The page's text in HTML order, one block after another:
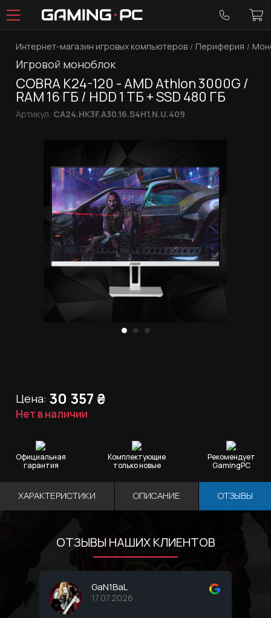
Интернет-магазин игровых компьютеров Периферия
Игровой моноблок
COBRA K24-120 - AMD Athlon 3000G /
RAM 16 ГБ / HDD 1 ТБ + SSD 480 ГБ
Артикул: CA24.HK3F.A30.16.S4H1.N.U.409
Официальная
гарантия
Комплектующие
только новые
Рекомендует
GamingPC
Цена: 30 357₴
Нет в наличии
ХАРАКТЕРИСТИКИ ОПИСАНИЕ ОТЗЫВЫ
ОТЗЫВЫ НАШИХ КЛИЕНТОВ
GaN1BaL
17.07.2026